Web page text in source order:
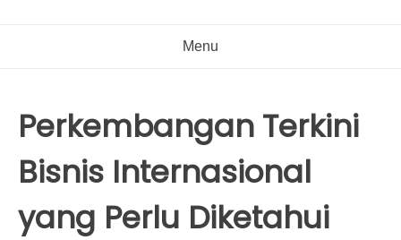
Menu
Perkembangan Terkini
Bisnis Internasional
yang Perlu Diketahui